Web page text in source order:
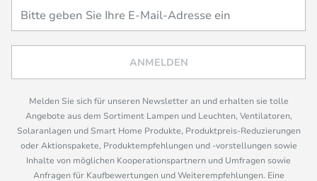
ANMELDEN
Melden Sie sich für unseren Newsletter an und erhalten sie tolle
Angebote aus dem Sortiment Lampen und Leuchten, Ventilatoren,
Solaranlagen und Smart Home Produkte, Produktpreis-Reduzierungen
oder Aktionspakete, Produktempfehlungen und -vorstellungen sowie
Inhalte von möglichen Kooperationspartnern und Umfragen sowie
Anfragen für Kaufbewertungen und Weiterempfehlungen. Eine